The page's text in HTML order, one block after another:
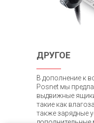
ДРУГОЕ
В дополнение к
Posnet мы
выдвижные
такие как
также зарядные